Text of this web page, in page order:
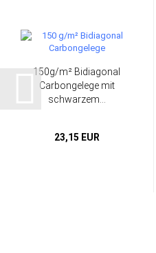
150g/m² Bidiagonal
Carbongelege mit
schwarzem...
23,15 EUR